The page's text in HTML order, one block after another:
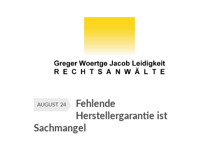
AUGUST 24
Fehlende
Herstellergarantie ist
Sachmangel